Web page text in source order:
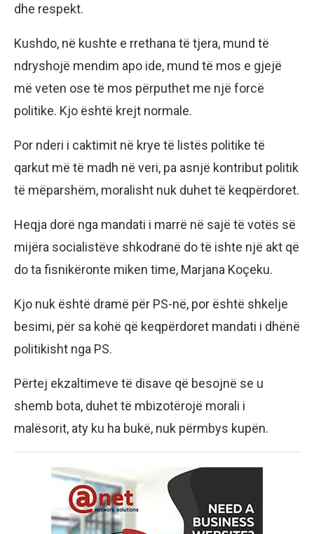
dhe respekt.
Kushdo, në kushte e rrethana të tjera, mund të
ndryshojë mendim apo ide, mund të mos e gjejë
më veten ose të mos përputhet me një forcë
politike. Kjo është krejt normale.
Por nderi i caktimit në krye të listës politike të
qarkut më të madh në veri, pa asnjë kontribut politik
të mëparshëm, moralisht nuk duhet të keqpërdoret.
Heqja dorë nga mandati i marrë në sajë të votës së
mijëra socialistëve shkodranë do të ishte një akt që
do ta fisnikëronte miken time, Marjana Koçeku.
Kjo nuk është dramë për PS-në, por është shkelje
besimi, për sa kohë që keqpërdoret mandati i dhënë
politikisht nga PS.
Përtej ekzaltimeve të disave që besojnë se u
shemb bota, duhet të mbizotërojë morali i
malësorit, aty ku ha bukë, nuk përmbys kupën.